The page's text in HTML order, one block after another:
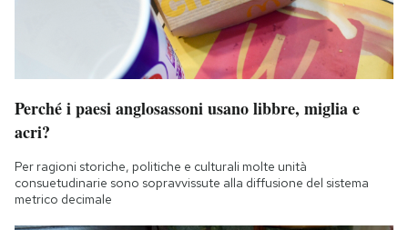
Perché i paesi anglosassoni usano libbre, miglia e
acri?
Per ragioni storiche, politiche e culturali molte unità
consuetudinarie sono sopravvissute alla diffusione del sistema
metrico decimale